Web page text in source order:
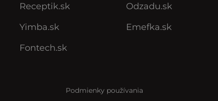
Receptik.sk
Yimba.sk
Fontech.sk
Odzadu.sk
Emefka.sk
Podmienky používania